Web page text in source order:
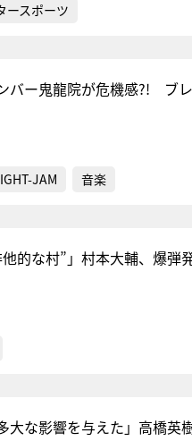
ースポーツ
バー鬼龍院が危機感?! ブ
JAM 音楽
他的な村”」村本大輔、爆
大な影響を与えた」高橋